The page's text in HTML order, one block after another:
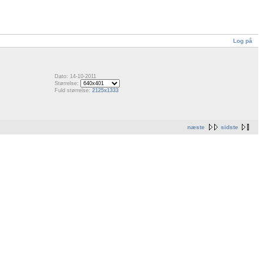
Log på
Dato: 14-10-2011
Størrelse:
Fuld størrelse: 2125x1333
næste sidste